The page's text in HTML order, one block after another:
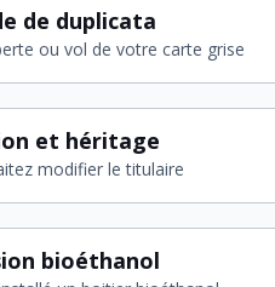
de duplicata
ou vol de votre carte grise
et héritage
modifier le titulaire
bioéthanol